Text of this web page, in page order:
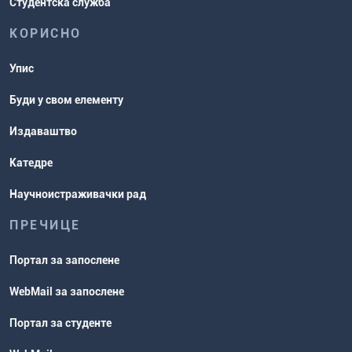
Студентска служба
КОРИСНО
Упис
Буди у свом елементу
Издаваштво
Катедре
Научноистраживачки рад
ПРЕЧИЦЕ
Портал за запослене
WebMail за запослене
Портал за студенте